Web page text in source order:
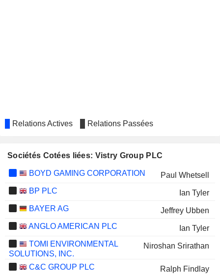
Relations Actives Relations Passées
Sociétés Cotées liées: Vistry Group PLC
BOYD GAMING CORPORATION
Paul Whetsell
BP PLC
Ian Tyler
BAYER AG
Jeffrey Ubben
ANGLO AMERICAN PLC
Ian Tyler
TOMI ENVIRONMENTAL
SOLUTIONS, INC.
Niroshan Srirathan
C&C GROUP PLC
Ralph Findlay